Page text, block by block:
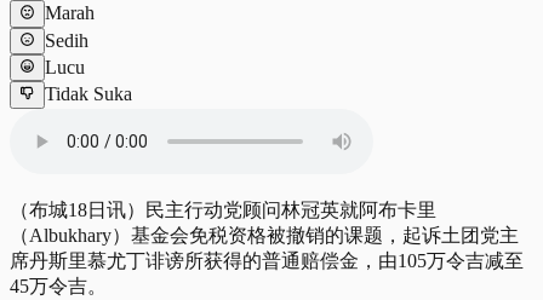
Marah
Sedih
Lucu
Tidak Suka
（布城18日讯）民主行动党顾问林冠英就阿布卡里
（Albukhary）基金会免税资格被撤销的课题，起诉土团党主
席丹斯里慕尤丁诽谤所获得的普通赔偿金，由105万令吉减至
45万令吉。